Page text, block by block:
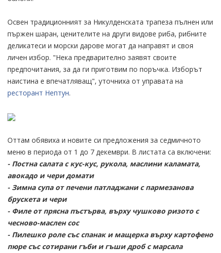
Освен традиционният за Никулденската трапеза пълнен или
пържен шаран, ценителите на други видове риба, рибните
деликатеси и морски дарове могат да направят и своя
личен избор. "Нека предварително заявят своите
предпочитания, за да ги приготвим по поръчка. Изборът
наистина е впечатляващ", уточниха от управата на
ресторант Нептун.
Оттам обявиха и новите си предложения за седмичното
меню в периода от 1 до 7 декември. В листата са включени:
- Постна салата с кус-кус, рукола, маслини каламата,
авокадо и чери домати
- Зимна супа от печени патладжани с пармезанова
брускета и чери
- Филе от прясна пъстърва, върху чушково ризото с
чесново-маслен сос
- Пилешко роле със спанак и мащерка върху картофено
пюре със сотирани гъби и гъши дроб с марсала